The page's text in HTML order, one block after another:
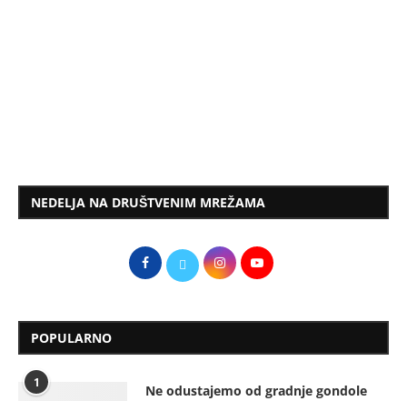
NEDELJA NA DRUŠTVENIM MREŽAMA
POPULARNO
1 Ne odustajemo od gradnje gondole